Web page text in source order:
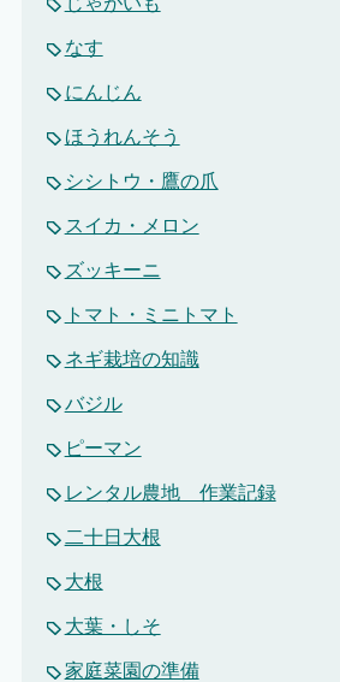
なす
にんじん
ほうれんそう
シシトウ・鷹の爪
スイカ・メロン
ズッキーニ
トマト・ミニトマト
ネギ栽培の知識
バジル
ピーマン
レンタル農地 作業記録
二十日大根
大根
大葉・しそ
家庭菜園の準備